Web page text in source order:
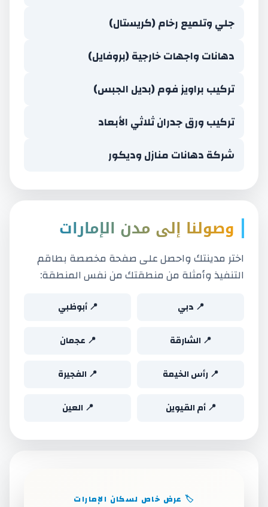
جلي وتلميع رخام (كريستال)
دهانات واجهات خارجية (بروفايل)
تركيب براويز فوم (بديل الجبس)
تركيب ورق جدران ثلاثي الأبعاد
شركة دهانات منازل وديكور
وصولنا إلى مدن الإمارات
اختر مدينتك واحصل على صفحة مخصصة بطاقم
التنفيذ وأمثلة من منطقتك من نفس المنطقة:
📍 دبي 📍 أبوظبي
📍 الشارقة 📍 عجمان
📍 رأس الخيمة 📍 الفجيرة
📍 أم القيوين 📍 العين
🏷️ عرض خاص لسكان الإمارات